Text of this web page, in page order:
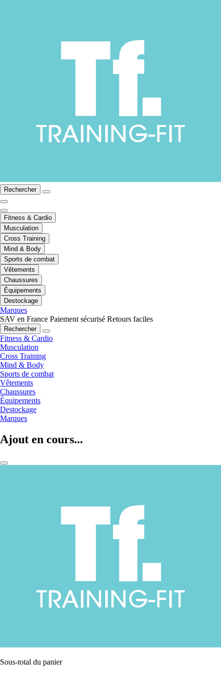
Rechercher
Fitness & Cardio
Musculation
Cross Training
Mind & Body
Sports de combat
Vêtements
Chaussures
Équipements
Destockage
Marques
SAV en France Paiement sécurisé Retours faciles
Rechercher
Fitness & Cardio
Musculation
Cross Training
Mind & Body
Sports de combat
Vêtements
Chaussures
Équipements
Destockage
Marques
Ajout en cours...
Sous-total du panier